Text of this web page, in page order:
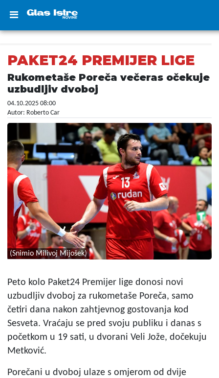
PAKET24 PREMIJER LIGE
Rukometaše Poreča večeras očekuje
uzbudljiv dvoboj
04.10.2025 08:00
Autor: Roberto Car
(Snimio Milivoj Mijošek)
Peto kolo Paket24 Premijer lige donosi novi
uzbudljiv dvoboj za rukometaše Poreča, samo
četiri dana nakon zahtjevnog gostovanja kod
Sesveta. Vraćaju se pred svoju publiku i danas s
početkom u 19 sati, u dvorani Veli Jože, dočekuju
Metković.
Porečani u dvoboj ulaze s omjerom od dvije